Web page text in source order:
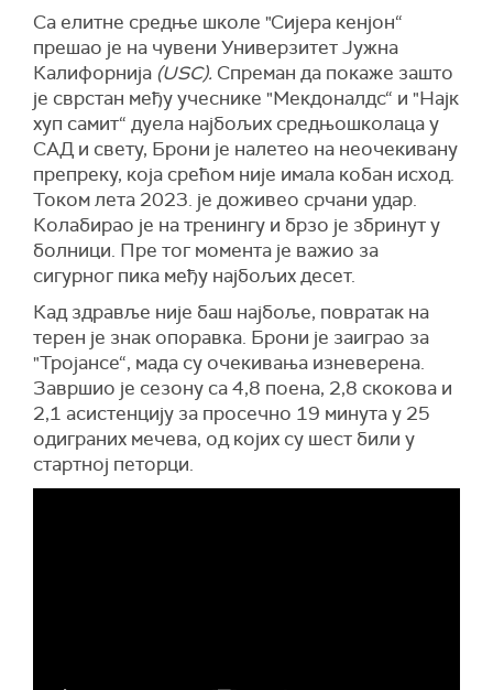
Са елитне средње школе "Сијера кенјон“
прешао је на чувени Универзитет Јужна
Калифорнија (USC). Спреман да покаже зашто
је сврстан међу учеснике "Мекдоналдс“ и "Најк
хуп самит“ дуела најбољих средњошколаца у
САД и свету, Брони је налетео на неочекивану
препреку, која срећом није имала кобан исход.
Током лета 2023. је доживео срчани удар.
Колабирао је на тренингу и брзо је збринут у
болници. Пре тог момента је важио за
сигурног пика међу најбољих десет.
Кад здравље није баш најбоље, повратак на
терен је знак опоравка. Брони је заиграо за
"Тројансе“, мада су очекивања изневерена.
Завршио је сезону са 4,8 поена, 2,8 скокова и
2,1 асистенцију за просечно 19 минута у 25
одиграних мечева, од којих су шест били у
стартној петорци.